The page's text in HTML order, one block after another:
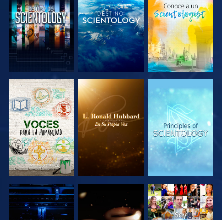
EXPLORA LAS
SERIES
EXPLORA LAS
SERIES
EXPLORA LAS
SERIES
EXPLORA LAS
EXPLORA LAS
VE